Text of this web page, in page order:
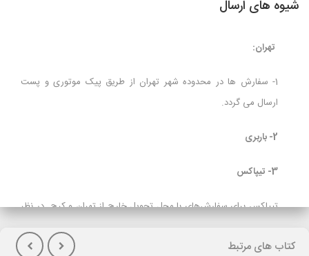
شیوه های ارسال
تهران:
1- سفارش ها در محدوده شهر تهران از طریق پیک موتوری و پست
ارسال می گردد.
2- باربری
3- تیپاکس
تیپاکس برای سفارش‌های با محل تحویل خارج از تهران و کرج در نظر
هنگام تحویل کالا(پس کرایه) دارند توصیه می شود.
کتاب های مرتبط